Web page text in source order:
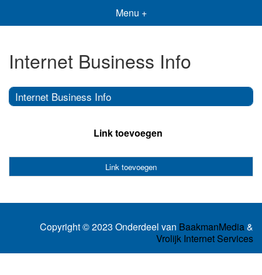
Menu +
Internet Business Info
Internet Business Info
Link toevoegen
Link toevoegen
Copyright © 2023 Onderdeel van BaakmanMedia&
Vrolijk Internet Services